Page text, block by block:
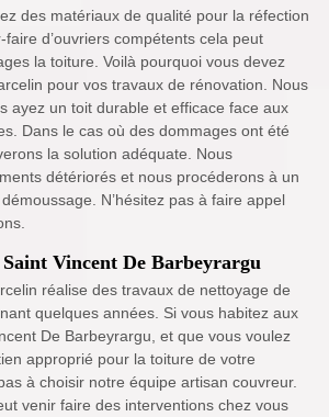
des matériaux de qualité pour la réfection
d’ouvriers compétents cela peut
la toiture. Voilà pourquoi vous devez
pour vos travaux de rénovation. Nous
ayez un toit durable et efficace face aux
Dans le cas où des dommages ont été
la solution adéquate. Nous
détériorés et nous procéderons à un
N’hésitez pas à faire appel
Vincent De Barbeyrargu
réalise des travaux de nettoyage de
quelques années. Si vous habitez aux
De Barbeyrargu, et que vous voulez
approprié pour la toiture de votre
à choisir notre équipe artisan couvreur.
venir faire des interventions chez vous